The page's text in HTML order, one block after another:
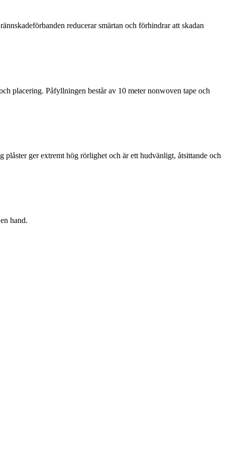
reducerar smärtan och förhindrar att skadan
placering. Påfyllningen består av 10 meter nonwoven tape och
ger extremt hög rörlighet och är ett hudvänligt, åtsittande och
hand.